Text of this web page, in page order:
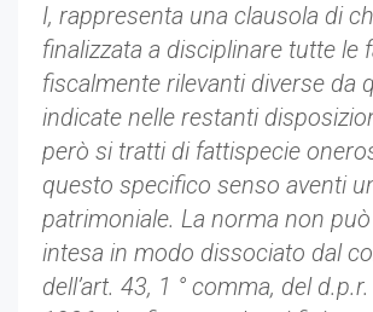
I, rappresenta una clausola di
finalizzata a disciplinare tutte le
fiscalmente rilevanti diverse da
indicate nelle restanti
però si tratti di fattispecie
questo specifico senso aventi
patrimoniale. La norma non
intesa in modo dissociato dal
dell’art. 43, 1 ° comma, del